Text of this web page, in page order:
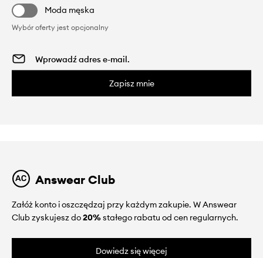
Moda męska
Wybór oferty jest opcjonalny
Zapisz mnie
Answear Club
Załóż konto i oszczędzaj przy każdym zakupie. W Answear
Club zyskujesz do20%stałego rabatu od cen regularnych.
Dowiedz się więcej